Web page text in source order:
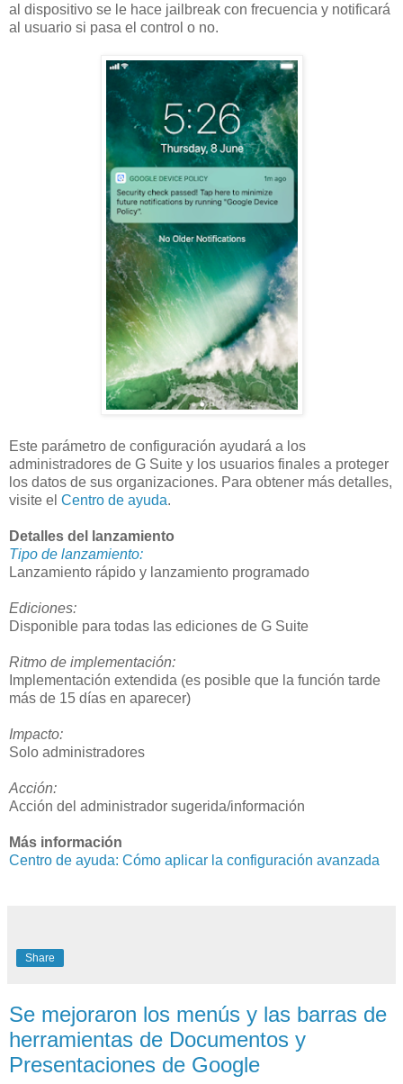
al dispositivo se le hace jailbreak con frecuencia y notificará
al usuario si pasa el control o no.
Este parámetro de configuración ayudará a los
administradores de G Suite y los usuarios finales a proteger
los datos de sus organizaciones. Para obtener más detalles,
visite el Centro de ayuda.
Detalles del lanzamiento
Tipo de lanzamiento:
Lanzamiento rápido y lanzamiento programado
Ediciones:
Disponible para todas las ediciones de G Suite
Ritmo de implementación:
Implementación extendida (es posible que la función tarde
más de 15 días en aparecer)
Impacto:
Solo administradores
Acción:
Acción del administrador sugerida/información
Más información
Centro de ayuda: Cómo aplicar la configuración avanzada
Share
Se mejoraron los menús y las barras de
herramientas de Documentos y
Presentaciones de Google